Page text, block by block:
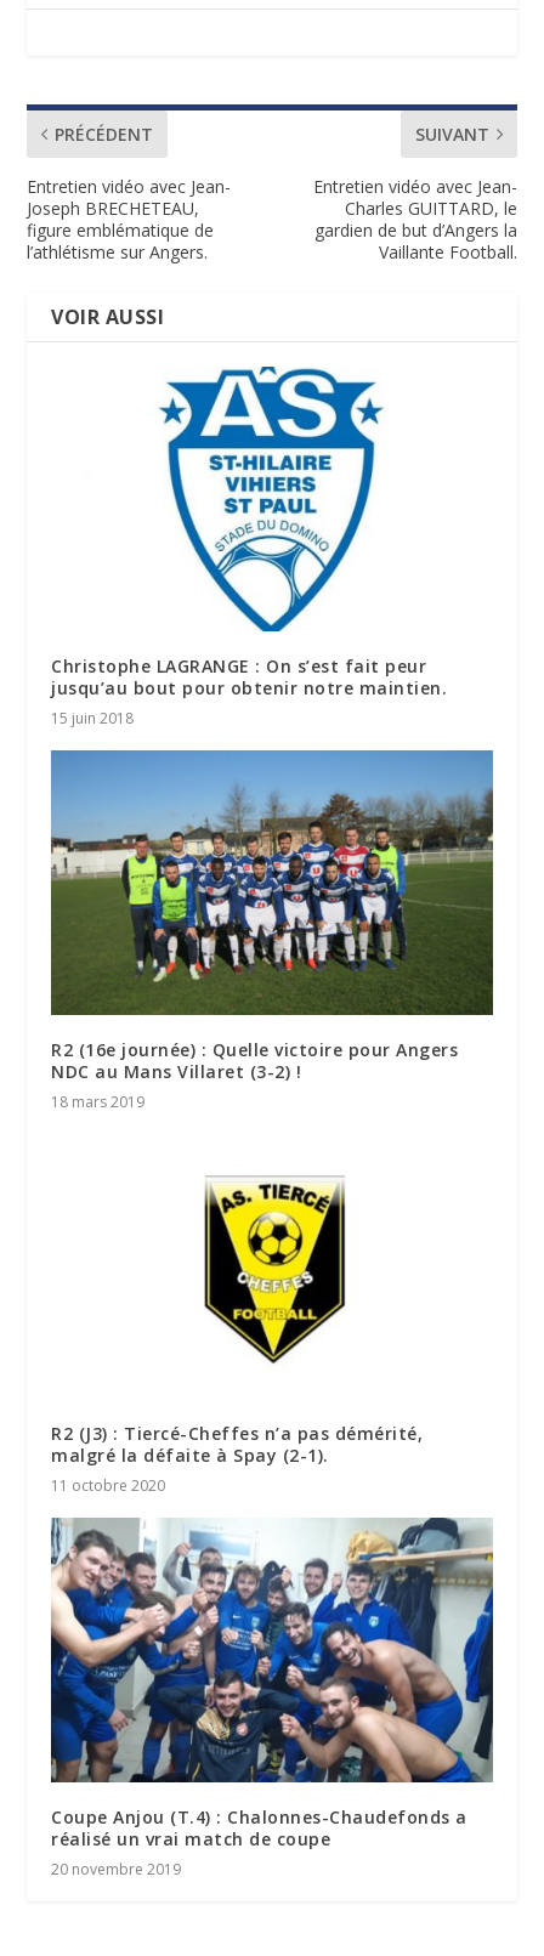
PRÉCÉDENT
Entretien vidéo avec Jean-
Joseph BRECHETEAU,
figure emblématique de
l’athlétisme sur Angers.
SUIVANT
Entretien vidéo avec Jean-
Charles GUITTARD, le
gardien de but d’Angers la
Vaillante Football.
VOIR AUSSI
Christophe LAGRANGE : On s’est fait peur
jusqu’au bout pour obtenir notre maintien.
15 juin 2018
R2 (16e journée) : Quelle victoire pour Angers
NDC au Mans Villaret (3-2) !
18 mars 2019
R2 (J3) : Tiercé-Cheffes n’a pas démérité,
malgré la défaite à Spay (2-1).
11 octobre 2020
Coupe Anjou (T.4) : Chalonnes-Chaudefonds a
réalisé un vrai match de coupe
20 novembre 2019